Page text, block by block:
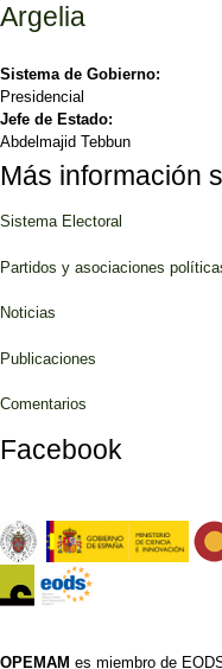
Argelia
Sistema de Gobierno:
Presidencial
Jefe de Estado:
Abdelmajid Tebbun
Más información
Sistema Electoral
Partidos y asociaciones
Noticias
Publicaciones
Comentarios
Facebook
OPEMAM es miembro de